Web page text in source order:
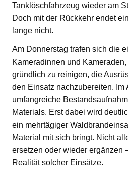
Tanklöschfahrzeug wieder am
Doch mit der Rückkehr endet
lange nicht.
Am Donnerstag trafen sich die
Kameradinnen und
gründlich zu reinigen, die
den Einsatz nachzubereiten. Im
umfangreiche
Materials. Erst dabei wird
ein mehrtägiger
Material mit sich bringt. Nicht
ersetzen oder wieder ergänzen
Realität solcher Einsätze.